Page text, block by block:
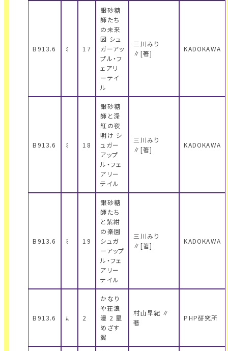
B913.6 ﾐ 17
銀砂糖
師たち
の未来
図 シュ
ガーアッ
プル・フ
ェアリ
ーテイ
ル
三川みり
∥[著]
KADOKAWA
B913.6 ﾐ 18
銀砂糖
師と深
紅の夜
明け シ
ュガー
アップ
ル・フェ
アリー
テイル
三川みり
∥[著]
KADOKAWA
B913.6 ﾐ 19
銀砂糖
師たち
と紫紺
の楽園
シュガ
ーアップ
ル・フェ
アリー
テイル
三川みり
∥[著]
KADOKAWA
B913.6 ﾑ 2
かなり
や荘浪
漫 2 星
めざす
翼
村山早紀 ∥
著
PHP研究所